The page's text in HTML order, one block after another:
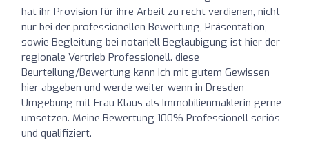
hat ihr Provision für ihre Arbeit zu recht verdienen, nicht
nur bei der professionellen Bewertung, Präsentation,
sowie Begleitung bei notariell Beglaubigung ist hier der
regionale Vertrieb Professionell. diese
Beurteilung/Bewertung kann ich mit gutem Gewissen
hier abgeben und werde weiter wenn in Dresden
Umgebung mit Frau Klaus als Immobilienmaklerin gerne
umsetzen. Meine Bewertung 100% Professionell seriös
und qualifiziert.